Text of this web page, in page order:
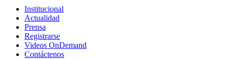
Institucional
Actualidad
Prensa
Registrarse
Videos OnDemand
Contáctenos